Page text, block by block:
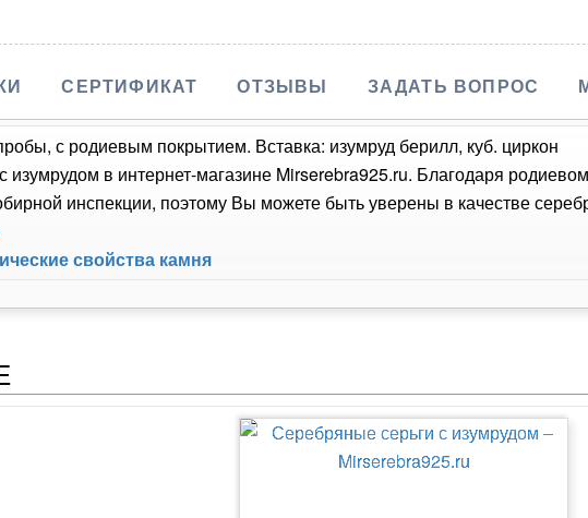
СЕРТИФИКАТ ОТЗЫВЫ ЗАДАТЬ ВОПРОС
с родиевым покрытием. Вставка: изумруд берилл, куб. циркон
изумрудом в интернет-магазине Mirserebra925.ru. Благодаря
инспекции, поэтому Вы можете быть уверены в качестве
свойства камня